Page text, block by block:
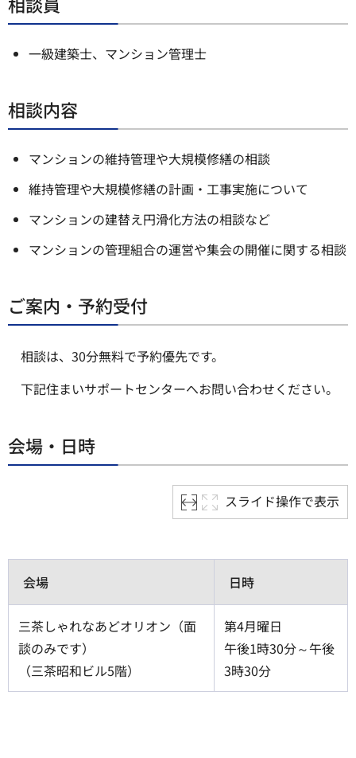
一級建築士、マンション管理士
相談内容
マンションの維持管理や大規模修繕の相談
維持管理や大規模修繕の計画・工事実施について
マンションの建替え円滑化方法の相談など
マンションの管理組合の運営や集会の開催に関する相談
ご案内・予約受付
相談は、30分無料で予約優先です。
下記住まいサポートセンターへお問い合わせください。
会場・日時
スライド操作で表示
会場 日時
三茶しゃれなあどオリオン（面
談のみです）
（三茶昭和ビル5階）
第4月曜日
午後1時30分～午後
3時30分